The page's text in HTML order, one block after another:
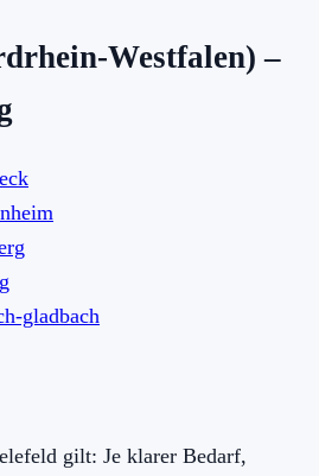
Westfalen) –
gladbach
gilt: Je klarer Bedarf,